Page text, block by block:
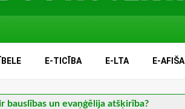
E-TICĪBA E-LTA E-AFIŠA
bauslības un evaņģēlija atšķirība?